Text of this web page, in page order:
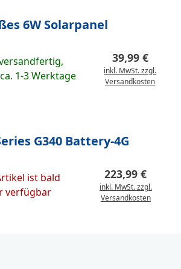
6W Solarpanel
1-3 Werktage
39,99 €
inkl. MwSt. zzgl.
Versandkosten
G340 Battery-4G
ist bald
verfügbar
223,99 €
inkl. MwSt. zzgl.
Versandkosten